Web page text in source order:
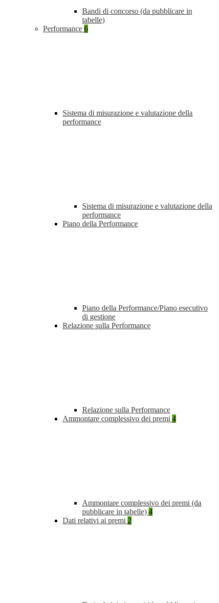
Bandi di concorso (da pubblicare in
tabelle)
Performance 6
Sistema di misurazione e valutazione della
performance
Sistema di misurazione e valutazione della
performance
Piano della Performance
Piano della Performance/Piano esecutivo
di gestione
Relazione sulla Performance
Relazione sulla Performance
Ammontare complessivo dei premi 4
Ammontare complessivo dei premi (da
pubblicare in tabelle) 4
Dati relativi ai premi 2